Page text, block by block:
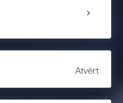
Atvērt